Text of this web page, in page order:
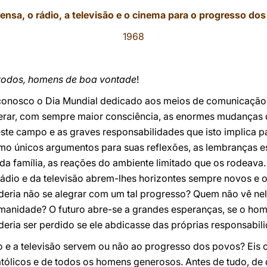
o rádio, a televisão e o cinema para o progresso
1968
homens de boa vontade!
o Dia Mundial dedicado aos meios de
com sempre maior consciência, as enormes
campo e as graves responsabilidades que isto implica
únicos argumentos para suas reflexões, as lembranças
família, as reações do ambiente limitado que os
e da televisão abrem-lhes horizontes sempre novos e
não se alegrar com um tal progresso? Quem não vê
O futuro abre-se a grandes esperanças, se o
ser perdido se ele abdicasse das próprias
e a televisão servem ou não ao progresso dos povos?
e de todos os homens generosos. Antes de tudo, de